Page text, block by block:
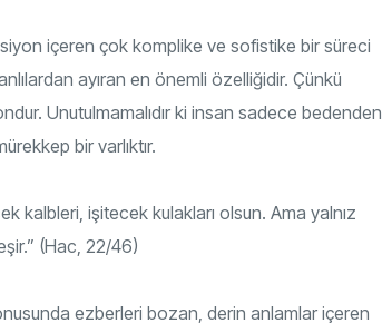
içeren çok komplike ve sofistike bir süreci
ayıran en önemli özelliğidir. Çünkü
Unutulmamalıdır ki insan sadece bedenden
bir varlıktır.
kalbleri, işitecek kulakları olsun. Ama yalnız
(Hac, 22/46)
ezberleri bozan, derin anlamlar içeren